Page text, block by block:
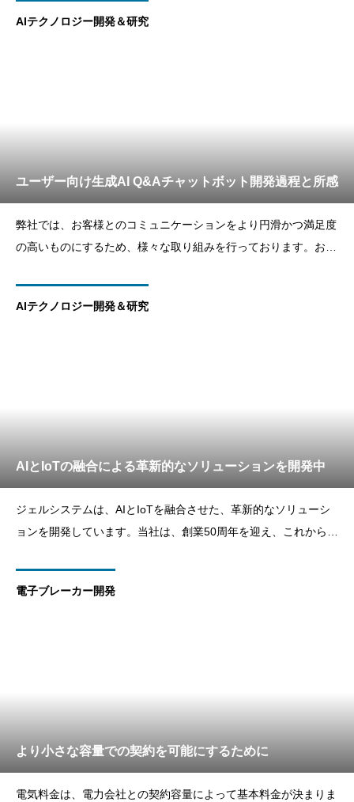
AIテクノロジー開発＆研究
ユーザー向け生成AI Q&Aチャットボット開発過程と所感
弊社では、お客様とのコミュニケーションをより円滑かつ満足度
の高いものにするため、様々な取り組みを行っております。お客
トボットでは、RAG技術を導入することで、社内文書を参照
AIテクノロジー開発＆研究
AIとIoTの融合による革新的なソリューションを開発中
ジェルシステムは、AIとIoTを融合させた、革新的なソリューシ
ョンを開発しています。当社は、創業50周年を迎え、これからの
の融合による革新的なソリューションの開発に着手しました。
電子ブレーカー開発
より小さな容量での契約を可能にするために
電気料金は、電力会社との契約容量によって基本料金が決まりま